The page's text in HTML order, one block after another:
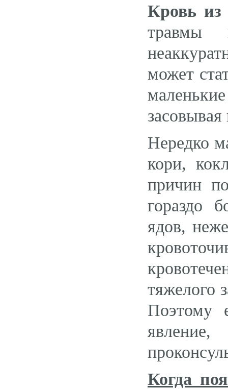
Кровь из
травмы
может
Нередко
кори,
причин
гораздо
ядов,
тяжелого
Поэтому
Когда